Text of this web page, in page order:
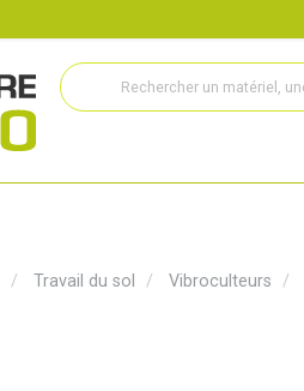
Travail du sol Vibroculteurs